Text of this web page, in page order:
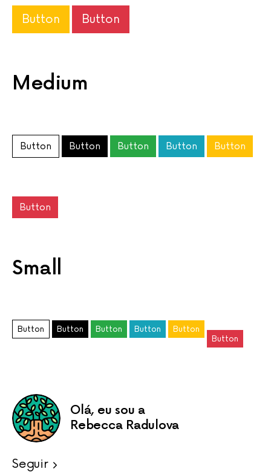
Button Button
Medium
Button Button Button Button Button
Button
Small
Button Button Button Button
Button
Button
Olá, eu sou a
Rebecca Radulova
Seguir